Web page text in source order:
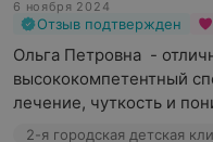
6 ноября 2024
Отзыв подтвержден
Ольга Петровна  -
высококомпетентный
лечение, чуткость и